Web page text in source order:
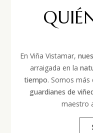
En Viña Vistamar,
arraigada en la
tiempo. Somos más
guardianes de
maestro